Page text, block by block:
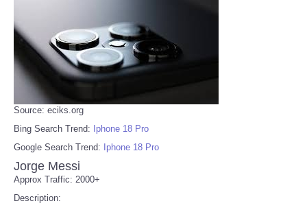
Source: eciks.org
Bing Search Trend: Iphone 18 Pro
Google Search Trend: Iphone 18 Pro
Jorge Messi
Approx Traffic: 2000+
Description: